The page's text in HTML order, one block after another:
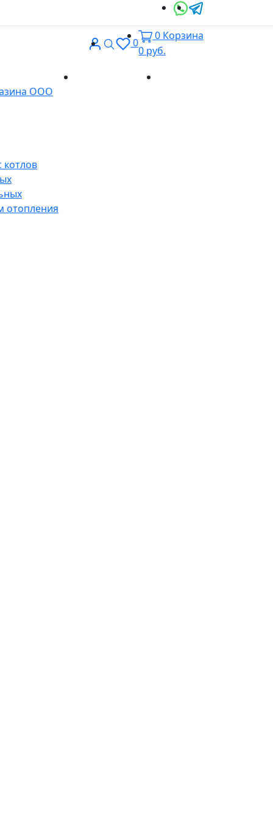
ВходПоиск
0
0 Корзина
0 руб.
ООО
котлов
отопления